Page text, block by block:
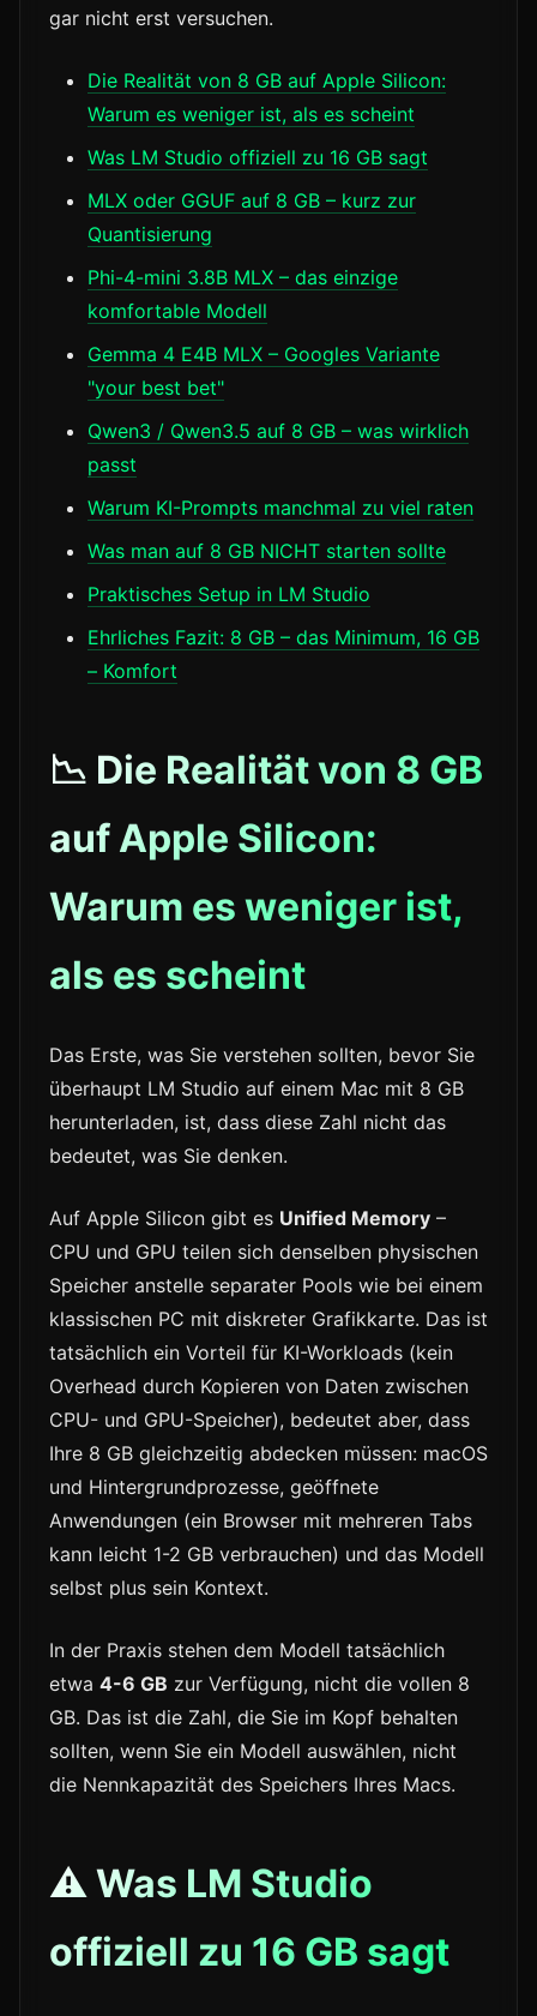
gar nicht erst versuchen.
Die Realität von 8 GB auf Apple Silicon:
Warum es weniger ist, als es scheint
Was LM Studio offiziell zu 16 GB sagt
MLX oder GGUF auf 8 GB – kurz zur
Quantisierung
Phi-4-mini 3.8B MLX – das einzige
komfortable Modell
Gemma 4 E4B MLX – Googles Variante
"your best bet"
Qwen3 / Qwen3.5 auf 8 GB – was wirklich
passt
Warum KI-Prompts manchmal zu viel raten
Was man auf 8 GB NICHT starten sollte
Praktisches Setup in LM Studio
Ehrliches Fazit: 8 GB – das Minimum, 16 GB
– Komfort
📉 Die Realität von 8 GB
auf Apple Silicon:
Warum es weniger ist,
als es scheint
Das Erste, was Sie verstehen sollten, bevor Sie
überhaupt LM Studio auf einem Mac mit 8 GB
herunterladen, ist, dass diese Zahl nicht das
bedeutet, was Sie denken.
Auf Apple Silicon gibt es Unified Memory –
CPU und GPU teilen sich denselben physischen
Speicher anstelle separater Pools wie bei einem
klassischen PC mit diskreter Grafikkarte. Das ist
tatsächlich ein Vorteil für KI-Workloads (kein
Overhead durch Kopieren von Daten zwischen
CPU- und GPU-Speicher), bedeutet aber, dass
Ihre 8 GB gleichzeitig abdecken müssen: macOS
und Hintergrundprozesse, geöffnete
Anwendungen (ein Browser mit mehreren Tabs
kann leicht 1-2 GB verbrauchen) und das Modell
selbst plus sein Kontext.
In der Praxis stehen dem Modell tatsächlich
etwa 4-6 GB zur Verfügung, nicht die vollen 8
GB. Das ist die Zahl, die Sie im Kopf behalten
sollten, wenn Sie ein Modell auswählen, nicht
die Nennkapazität des Speichers Ihres Macs.
⚠️ Was LM Studio
offiziell zu 16 GB sagt